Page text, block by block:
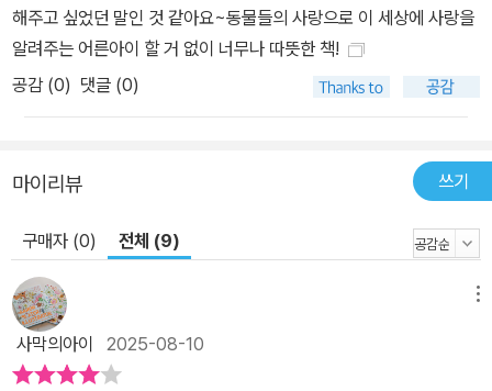
해주고 싶었던 말인 것 같아요~동물들의 사랑으로 이 세상에 사랑을
알려주는 어른아이 할 거 없이 너무나 따뜻한 책!
공감 (0) 댓글 (0)
마이리뷰 쓰기
구매자 (0) 전체 (9)
사막의아이 2025-08-10